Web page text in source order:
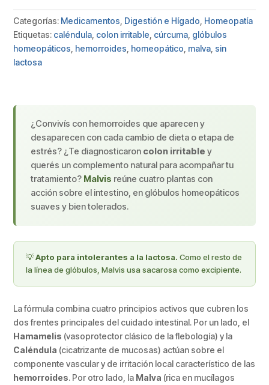
Categorías: Medicamentos Digestión e Hígado Homeopatía
Etiquetas: caléndula colon irritable cúrcuma glóbulos
homeopáticos hemorroides homeopático malva sin
lactosa
¿Convivís con hemorroides que aparecen y
desaparecen con cada cambio de dieta o etapa de
estrés? ¿Te diagnosticaron colon irritable y
querés un complemento natural para acompañar tu
tratamiento? Malvis reúne cuatro plantas con
acción sobre el intestino, en glóbulos homeopáticos
suaves y bien tolerados.
💡Apto para intolerantes a la lactosa. Como el resto de
la línea de glóbulos, Malvis usa sacarosa como excipiente.
La fórmula combina cuatro principios activos que cubren los
dos frentes principales del cuidado intestinal. Por un lado, el
Hamamelis (vasoprotector clásico de la flebología) y la
Caléndula (cicatrizante de mucosas) actúan sobre el
componente vascular y de irritación local característico de las
hemorroides. Por otro lado, la Malva (rica en mucílagos